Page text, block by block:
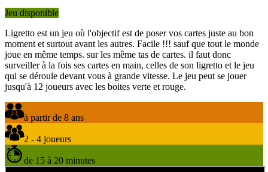
Jeu disponible
Ligretto est un jeu où l'objectif est de poser vos cartes juste au bon
moment et surtout avant les autres. Facile !!! sauf que tout le monde
joue en même temps. sur les même tas de cartes. il faut donc
surveiller à la fois ses cartes en main, celles de son ligretto et le jeu
qui se déroule devant vous à grande vitesse. Le jeu peut se jouer
jusqu'à 12 joueurs avec les boites verte et rouge.
à partir de 8 ans
2 - 4 joueurs
de 15 à 20 minutes